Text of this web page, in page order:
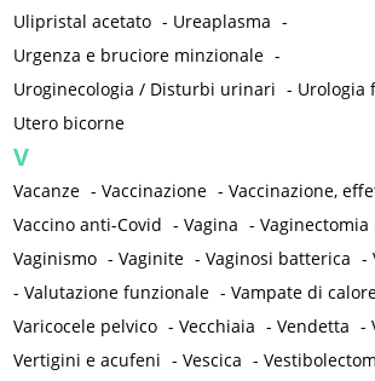
Ulipristal acetato - Ureaplasma -
Urgenza e bruciore minzionale -
Uroginecologia / Disturbi urinari - Urologia
Utero bicorne
V
Vacanze -Vaccinazione -Vaccinazione,
Vaccino anti-Covid -Vagina -
Vaginismo -Vaginite -Vaginosi batterica -
-Valutazione funzionale -Vampate di
Varicocele pelvico -Vecchiaia -Vendetta -
Vertigini e acufeni -Vescica -